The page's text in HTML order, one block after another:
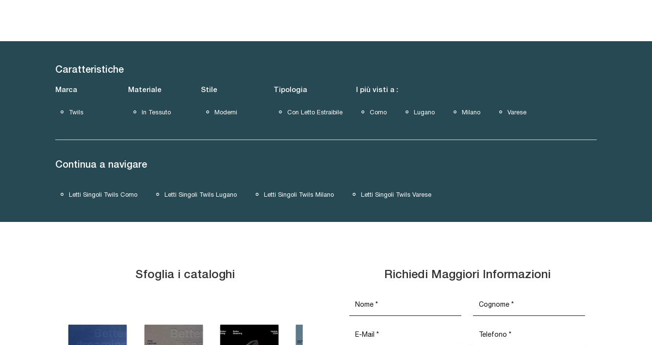
Caratteristiche
Marca
Twils
Materiale
In Tessuto
Stile
Moderni
Tipologia
Con Letto Estraibile
I più visti a :
Como Lugano Milano Varese
Continua a navigare
Letti Singoli Twils Como Letti Singoli Twils Lugano Letti Singoli Twils Milano Letti Singoli Twils Varese
Sfoglia i cataloghi Richiedi Maggiori Informazioni